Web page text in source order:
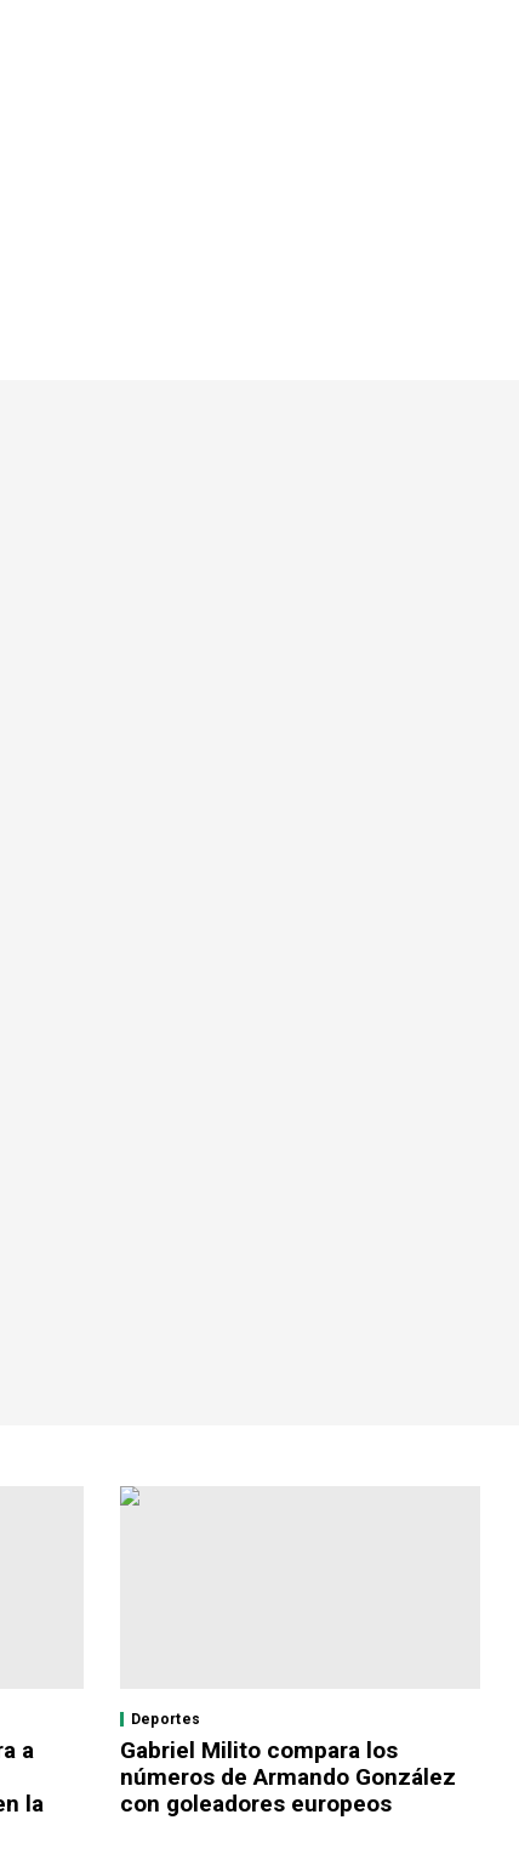
a
la
Deportes
Gabriel Milito compara los
números de Armando González
con goleadores europeos